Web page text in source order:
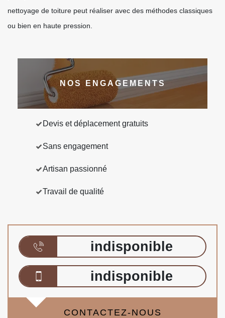
nettoyage de toiture peut réaliser avec des méthodes classiques
ou bien en haute pression.
NOS ENGAGEMENTS
Devis et déplacement gratuits
Sans engagement
Artisan passionné
Travail de qualité
indisponible
indisponible
CONTACTEZ-NOUS